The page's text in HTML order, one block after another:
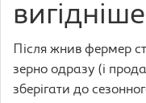
вигідніше
Після жнив фермер
зерно одразу (і
зберігати до